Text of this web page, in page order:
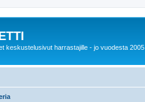
keskustelusivut harrastajille - jo vuodesta 2005